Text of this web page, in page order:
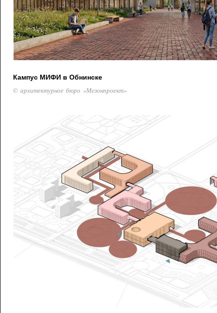
Кампус МИФИ в Обнинске
© архитектурное бюро «Мезонпроект»